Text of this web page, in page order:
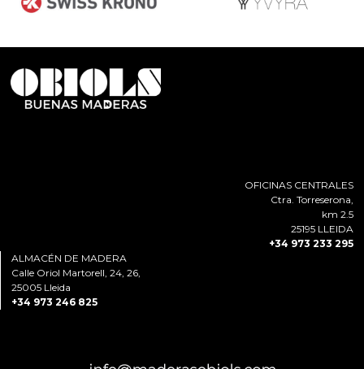
OFICINAS CENTRALES
Ctra. Torreserona,
km 2.5
25195 LLEIDA
+34 973 233 295
ALMACÉN DE MADERA
Calle Oriol Martorell, 24, 26,
25005 Lleida
+34 973 246 825